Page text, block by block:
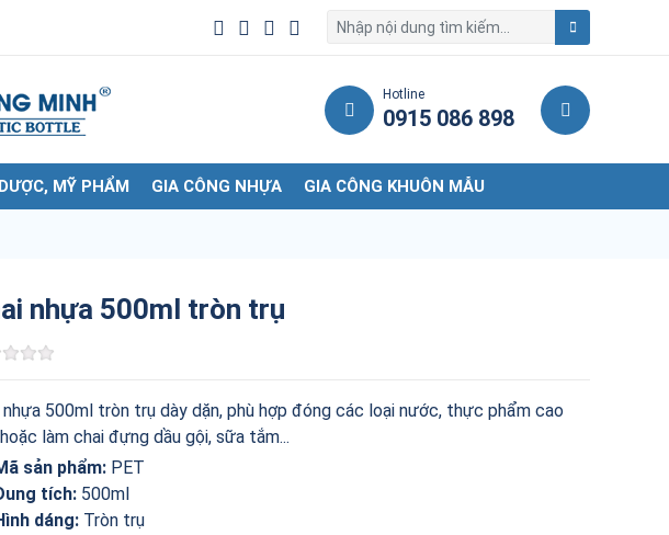
Hotline
0915 086 898
MỸ PHẨM GIA CÔNG NHỰA GIA CÔNG KHUÔN MẪU
nhựa 500ml tròn trụ
nhựa 500ml tròn trụ dày dặn, phù hợp đóng các loại nước, thực phẩm cao
làm chai đựng dầu gội, sữa tắm...
sản phẩm: PET
tích: 500ml
dáng: Tròn trụ